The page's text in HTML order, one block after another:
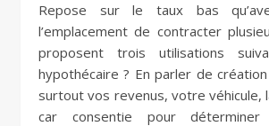
Repose sur le taux bas
l’emplacement de contracter
proposent trois utilisations
hypothécaire ? En parler de
surtout vos revenus, votre véhicule,
car consentie pour